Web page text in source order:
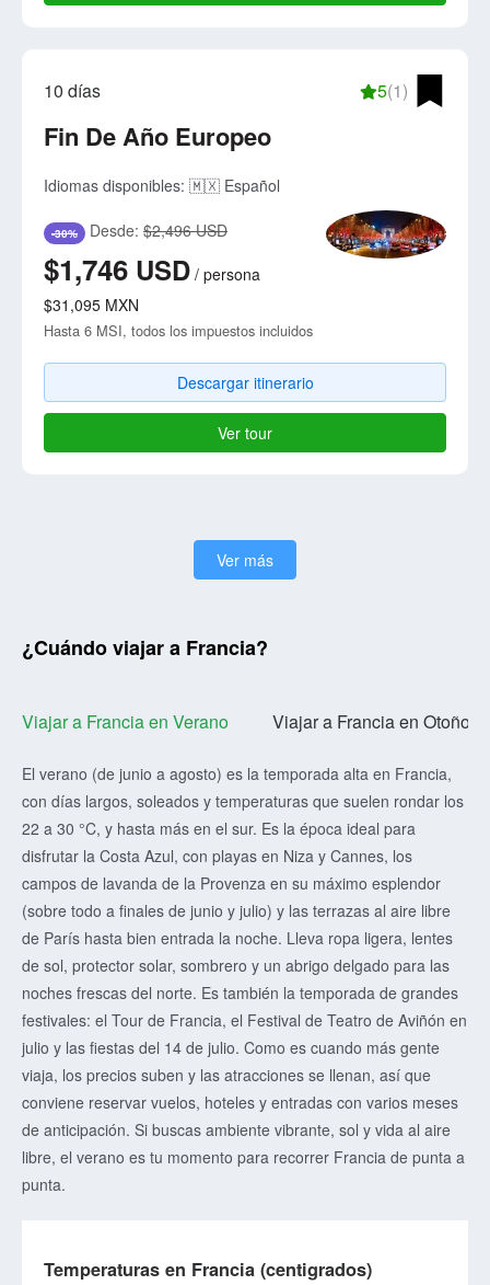
10 días 5(1)
Fin De Año Europeo
Idiomas disponibles: 🇲🇽 Español
-30% Desde: $2,496 USD
$1,746 USD / persona
$31,095 MXN
Hasta 6 MSI, todos los impuestos incluidos
Descargar itinerario
Ver tour
Ver más
¿Cuándo viajar a Francia?
Viajar a Francia en Verano Viajar a Francia en Otoño
El verano (de junio a agosto) es la temporada alta en Francia,
con días largos, soleados y temperaturas que suelen rondar los
22 a 30 °C, y hasta más en el sur. Es la época ideal para
disfrutar la Costa Azul, con playas en Niza y Cannes, los
campos de lavanda de la Provenza en su máximo esplendor
(sobre todo a finales de junio y julio) y las terrazas al aire libre
de París hasta bien entrada la noche. Lleva ropa ligera, lentes
de sol, protector solar, sombrero y un abrigo delgado para las
noches frescas del norte. Es también la temporada de grandes
festivales: el Tour de Francia, el Festival de Teatro de Aviñón en
julio y las fiestas del 14 de julio. Como es cuando más gente
viaja, los precios suben y las atracciones se llenan, así que
conviene reservar vuelos, hoteles y entradas con varios meses
de anticipación. Si buscas ambiente vibrante, sol y vida al aire
libre, el verano es tu momento para recorrer Francia de punta a
punta.
Temperaturas en Francia (centigrados)